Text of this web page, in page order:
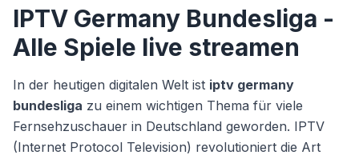
IPTV Germany Bundesliga -
Alle Spiele live streamen
In der heutigen digitalen Welt ist iptv germany
bundesliga zu einem wichtigen Thema für viele
Fernsehzuschauer in Deutschland geworden. IPTV
(Internet Protocol Television) revolutioniert die Art